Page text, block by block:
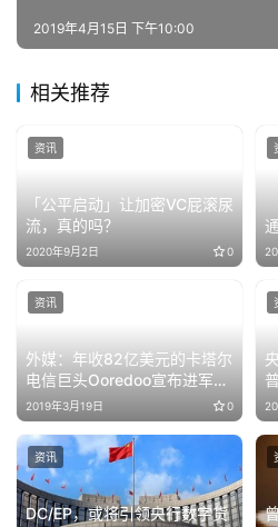
2019年4月15日 下午10:00
相关推荐
「公平启动」让加密VC屁滚尿
流​，真的吗？
2020年9月2日 0
资讯
外媒：年收82亿美元的卡塔尔
电信巨头Ooredoo宣布进军区
块链领域
2019年3月19日 0
资讯
DC/EP，或将引领央行数字货
资讯